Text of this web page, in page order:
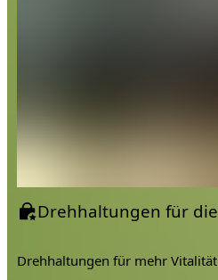
Drehhaltungen für mehr Vitalität